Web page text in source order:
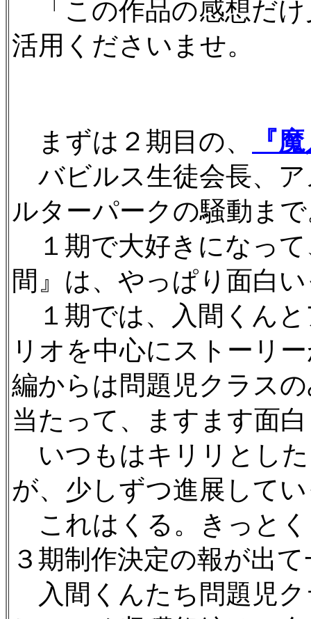
「この作品の感想だ
活用くださいませ。
まずは２期目の、
『
バビルス生徒会長、
ルターパークの騒動ま
１期で大好きになって
間』は、やっぱり面白
１期では、入間くん
リオを中心にストーリ
編からは問題児クラス
当たって、ますます面
いつもはキリリとし
が、少しずつ進展して
これはくる。きっと
３期制作決定の報が出
入間くんたち問題児